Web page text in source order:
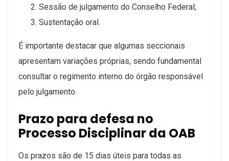
Sessão de julgamento do Conselho Federal;
Sustentação oral.
É importante destacar que algumas seccionais
apresentam variações próprias, sendo fundamental
consultar o regimento interno do órgão responsável
pelo julgamento.
Prazo para defesa no
Processo Disciplinar da OAB
Os prazos são de 15 dias úteis para todas as